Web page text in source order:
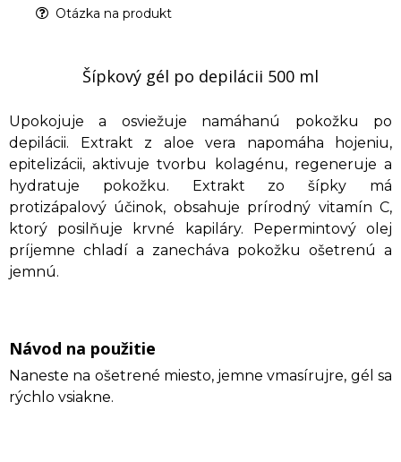
Otázka na produkt
Šípkový gél po depilácii 500 ml
Upokojuje a osviežuje namáhanú pokožku po
depilácii. Extrakt z aloe vera napomáha hojeniu,
epitelizácii, aktivuje tvorbu kolagénu, regeneruje a
hydratuje pokožku. Extrakt zo šípky má
protizápalový účinok, obsahuje prírodný vitamín C,
ktorý posilňuje krvné kapiláry. Pepermintový olej
príjemne chladí a zanecháva pokožku ošetrenú a
jemnú.
Návod na použitie
Naneste na ošetrené miesto, jemne vmasírujre, gél sa
rýchlo vsiakne.